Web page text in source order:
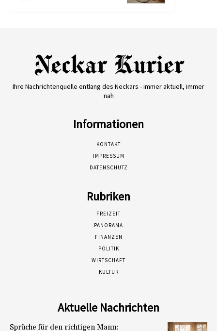
Ihre Nachrichtenquelle entlang des Neckars - immer aktuell, immer
nah
Informationen
KONTAKT
IMPRESSUM
DATENSCHUTZ
Rubriken
FREIZEIT
PANORAMA
FINANZEN
POLITIK
WIRTSCHAFT
KULTUR
Aktuelle Nachrichten
Sprüche für den richtigen Mann: